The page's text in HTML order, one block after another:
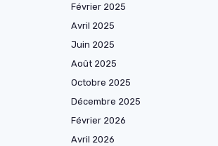
Février 2025
Avril 2025
Juin 2025
Août 2025
Octobre 2025
Décembre 2025
Février 2026
Avril 2026